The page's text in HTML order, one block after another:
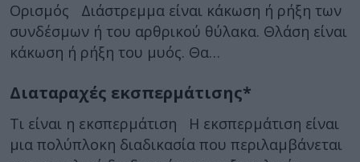
Ορισμός Διάστρεμμα είναι κάκωση ή ρήξη των
συνδέσμων ή του αρθρικού θύλακα. Θλάση είναι
κάκωση ή ρήξη του μυός. Θα…
Διαταραχές εκσπερμάτισης*
Τι είναι η εκσπερμάτιση Η εκσπερμάτιση είναι
μια πολύπλοκη διαδικασία που περιλαμβάνεται